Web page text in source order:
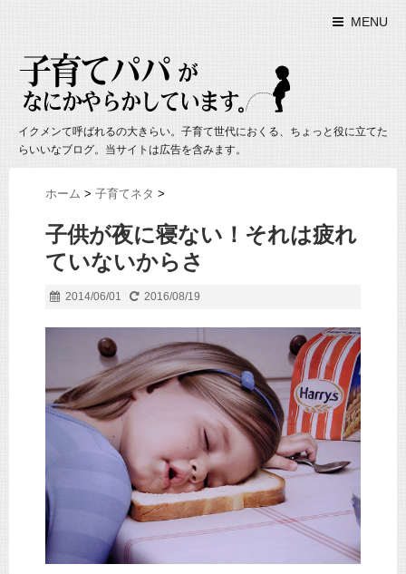
MENU
イクメンて呼ばれるの大きらい。子育て世代におくる、ちょっと役に立てた
らいいなブログ。当サイトは広告を含みます。
ホーム > 子育てネタ >
子供が夜に寝ない！それは疲れ
ていないからさ
2014/06/01 2016/08/19